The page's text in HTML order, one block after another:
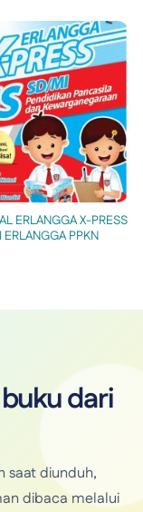
ERLANGGA X-PRESS
PPKN
dari
saat diunduh,
dibaca melalui